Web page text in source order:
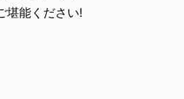
堪能ください!